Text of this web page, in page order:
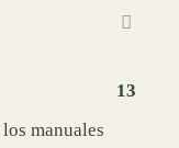
manuales
13